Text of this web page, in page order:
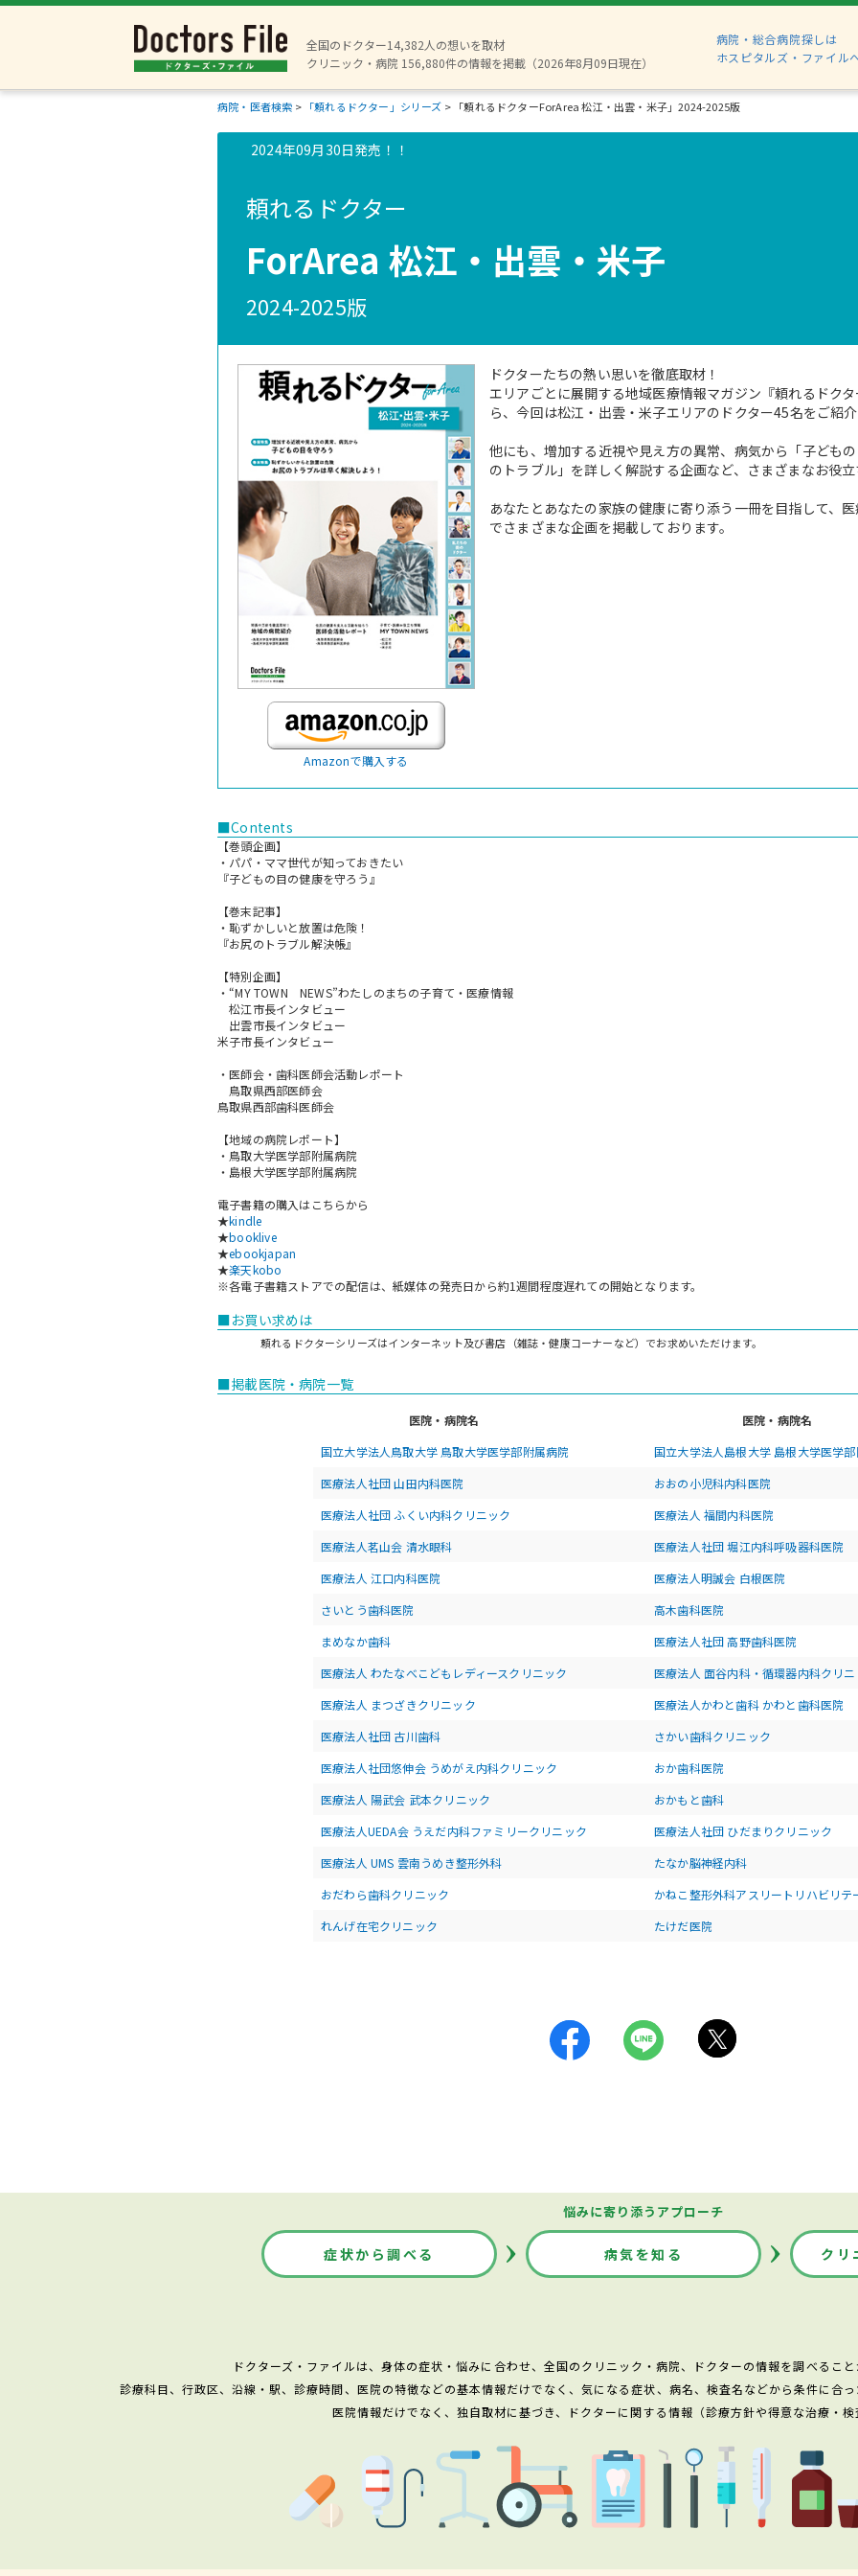
全国のドクター14,382人の想いを取材
クリニック・病院 156,880件の情報を掲載（2026年8月09日現在）
病院・総合病院探しは
ホスピタルズ・ファイル
病院・医者検索 > 「頼れるドクター」シリーズ > 「頼れるドクターForArea 松江・出雲・米子」2024-2025版
2024年09月30日発売！！
頼れるドクター
ForArea 松江・出雲・米子
2024-2025版
Amazonで購入する
ドクターたちの熱い思いを徹底取材！
エリアごとに展開する地域医療情報マガジン『頼れるドク
ら、今回は松江・出雲・米子エリアのドクター45名をご紹介
他にも、増加する近視や見え方の異常、病気から「子ども
のトラブル」を詳しく解説する企画など、さまざまなお役立
あなたとあなたの家族の健康に寄り添う一冊を目指して、
でさまざまな企画を掲載しております。
■Contents
【巻頭企画】
・パパ・ママ世代が知っておきたい
『子どもの目の健康を守ろう』
【巻末記事】
・恥ずかしいと放置は危険！
『お尻のトラブル解決帳』
【特別企画】
・“MY TOWN NEWS”わたしのまちの子育て・医療情報
松江市長インタビュー
出雲市長インタビュー
米子市長インタビュー
・医師会・歯科医師会活動レポート
鳥取県西部医師会
鳥取県西部歯科医師会
【地域の病院レポート】
・鳥取大学医学部附属病院
・島根大学医学部附属病院
電子書籍の購入はこちらから
★kindle
★booklive
★ebookjapan
★楽天kobo
※各電子書籍ストアでの配信は、紙媒体の発売日から約1週間程度遅れての開始となります。
■お買い求めは
頼れるドクターシリーズはインターネット及び書店（雑誌・健康コーナーなど）でお求めいただけます。
■掲載医院・病院一覧
医院・病院名
医院・病院名
国立大学法人鳥取大学 鳥取大学医学部附属病院
国立大学法人島根大学 島根大学医学
医療法人社団 山田内科医院
おおの小児科内科医院
医療法人社団 ふくい内科クリニック
医療法人 福間内科医院
医療法人茗山会 清水眼科
医療法人社団 堀江内科呼吸器科医院
医療法人 江口内科医院
医療法人明誠会 白根医院
さいとう歯科医院
高木歯科医院
まめなか歯科
医療法人社団 高野歯科医院
医療法人 わたなべこどもレディースクリニック
医療法人 面谷内科・循環器内科クリニ
医療法人 まつざきクリニック
医療法人かわと歯科 かわと歯科医院
医療法人社団 古川歯科
さかい歯科クリニック
医療法人社団悠伸会 うめがえ内科クリニック
おか歯科医院
医療法人 陽武会 武本クリニック
おかもと歯科
医療法人UEDA会 うえだ内科ファミリークリニック
医療法人社団 ひだまりクリニック
医療法人 UMS 雲南うめき整形外科
たなか脳神経内科
おだわら歯科クリニック
かねこ整形外科アスリートリハビリテ
れんげ在宅クリニック
たけだ医院
悩みに寄り添うアプローチ
症状から調べる 病気を知る クリ
ドクターズ・ファイルは、身体の症状・悩みに合わせ、全国のクリニック・病院、ドクターの情報を調べること
診療科目、行政区、沿線・駅、診療時間、医院の特徴などの基本情報だけでなく、気になる症状、病名、検査名などから条件に合
医院情報だけでなく、独自取材に基づき、ドクターに関する情報（診療方針や得意な治療・検